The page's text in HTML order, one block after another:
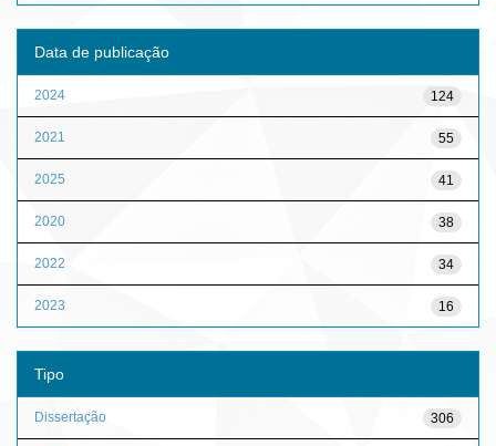
Data de publicação
124
2024
55
2021
41
2025
38
2020
34
2022
16
2023
Tipo
306
Dissertação